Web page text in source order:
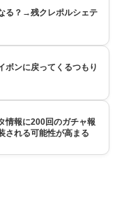
る？→残クレポルシェテ
ボンに戻ってくるつもり
情報に200回のガチャ報
される可能性が高まる